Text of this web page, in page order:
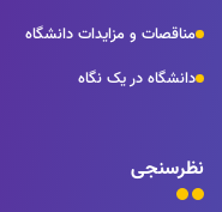
مناقصات و مزایدات دانشگاه
دانشگاه در یک نگاه
نظرسنجی